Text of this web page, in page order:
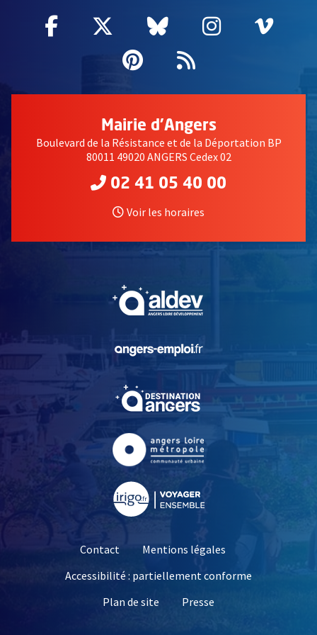
Facebook
, Ouvre une nouvelle fenêtre
Twitter
, Ouvre une nouvelle
Bluesky
, Ouvre une
Instagram
, Ouvre
,
Pinterest
, Ouvre une
Flux RSS
Mairie d'Angers
Boulevard de la Résistance et de la Déportation BP
80011 49020 ANGERS Cedex 02
02 41 05 40 00
Voir les horaires
, Ouvre une nouvelle
, Ouvre une nouvelle
Contact
Mentions légales
Accessibilité : partiellement conforme
Plan de site
Presse